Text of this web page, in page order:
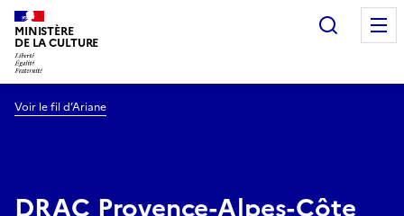
MINISTÈRE
DE LA CULTURE
Voir le fil d’Ariane
DRAC Provence-Alpes-Côte